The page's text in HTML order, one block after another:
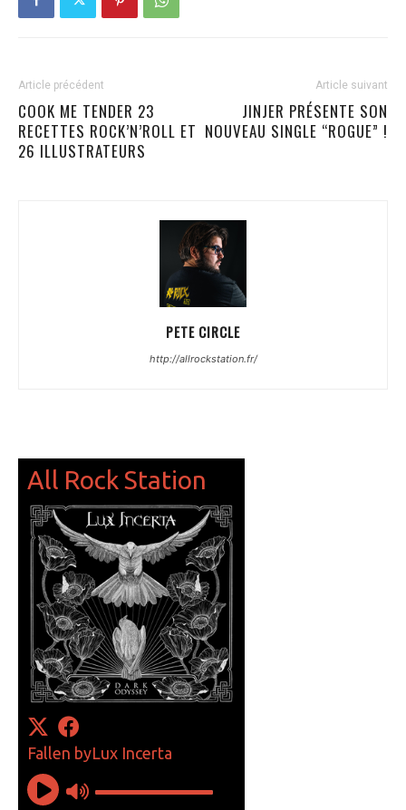
Article précédent
COOK ME TENDER 23
RECETTES ROCK’N’ROLL ET
26 ILLUSTRATEURS
Article suivant
JINJER PRÉSENTE SON
NOUVEAU SINGLE “ROGUE” !
PETE CIRCLE
http://allrockstation.fr/